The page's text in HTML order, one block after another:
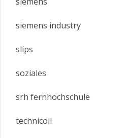
siemens industry
slips
soziales
srh fernhochschule
technicoll